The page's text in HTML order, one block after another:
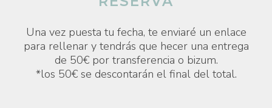
Una vez puesta tu fecha, te enviaré un enlace
para rellenar y tendrás que hecer una entrega
de 50€ por transferencia o bizum.
*los 50€ se descontarán el final del total.